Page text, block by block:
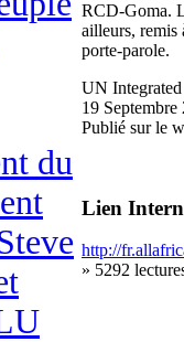
du
RCD-Goma.
ailleurs, remis
porte-parole.
UN
19 Septembre
Publié sur le
Lien
http://
» 5292